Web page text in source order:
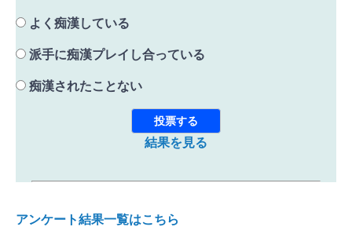
よく痴漢している
派手に痴漢プレイし合っている
痴漢されたことない
結果を見る
アンケート結果一覧はこちら